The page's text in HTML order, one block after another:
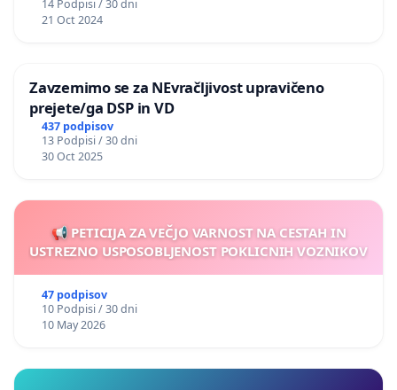
14 Podpisi / 30 dni
21 Oct 2024
Zavzemimo se za NEvračljivost upravičeno
prejete/ga DSP in VD
437 podpisov
13 Podpisi / 30 dni
30 Oct 2025
📢 PETICIJA ZA VEČJO VARNOST NA CESTAH IN
USTREZNO USPOSOBLJENOST POKLICNIH VOZNIKOV
47 podpisov
10 Podpisi / 30 dni
10 May 2026